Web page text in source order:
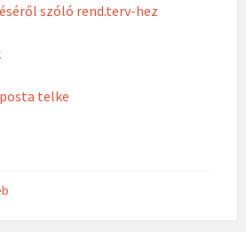
szóló rend.terv-hez
telke